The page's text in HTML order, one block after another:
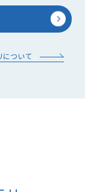
について